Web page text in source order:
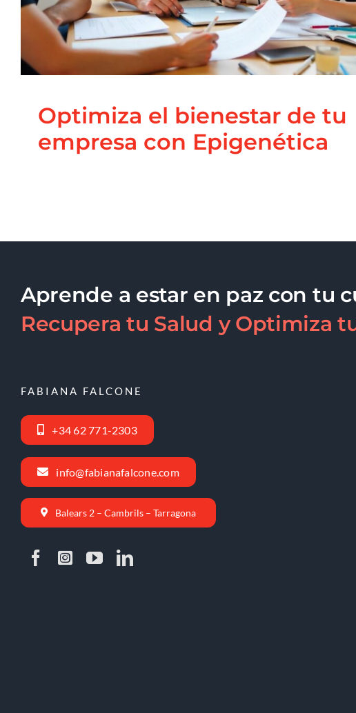
Optimiza el bienestar de tu
empresa con Epigenética
Aprende a estar en paz con tu
Recupera tu Salud y Optimiza
FABIANA FALCONE
+34 62 771-2303
info@fabianafalcone.com
Balears 2 – Cambrils – Tarragona